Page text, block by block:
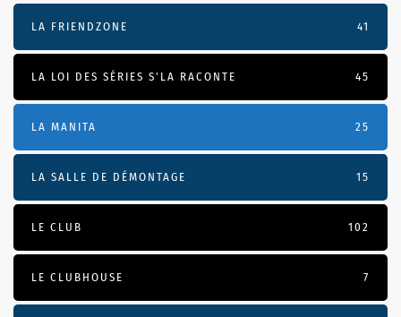
LA FRIENDZONE 41
LA LOI DES SÉRIES S'LA RACONTE 45
LA MANITA 25
LA SALLE DE DÉMONTAGE 15
LE CLUB 102
LE CLUBHOUSE 7